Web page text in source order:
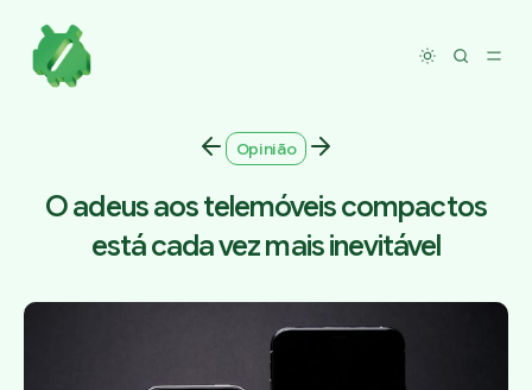
Toggle
Opinião
O adeus aos telemóveis compactos
está cada vez mais inevitável